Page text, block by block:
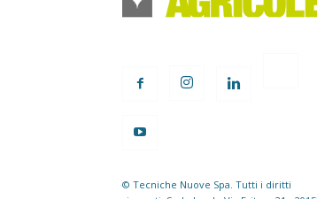
© Tecniche Nuove Spa. Tutti i diritti